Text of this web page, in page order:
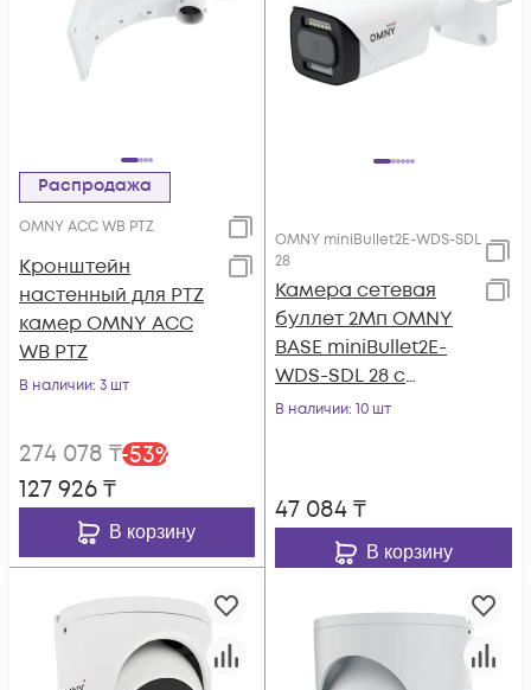
Распродажа
OMNY ACC WB PTZ
Кронштейн
настенный для PTZ
камер OMNY ACC
WB PTZ
В наличии: 3 шт
274 078 ₸-53%
127 926₸
В корзину
OMNY miniBullet2E-WDS-SDL
28
Камера сетевая
буллет 2Мп OMNY
BASE miniBullet2E-
WDS-SDL 28 с
двойной
В наличии: 10 шт
47 084₸
В корзину